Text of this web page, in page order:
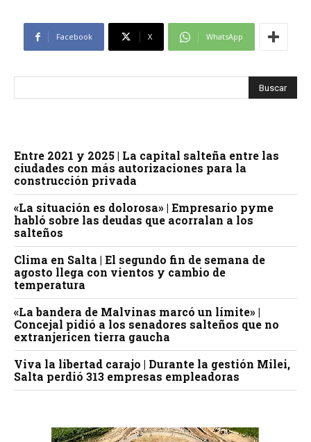
Facebook X WhatsApp
Entre 2021 y 2025 | La capital salteña entre las
ciudades con más autorizaciones para la
construcción privada
«La situación es dolorosa» | Empresario pyme
habló sobre las deudas que acorralan a los
salteños
Clima en Salta | El segundo fin de semana de
agosto llega con vientos y cambio de
temperatura
«La bandera de Malvinas marcó un límite» |
Concejal pidió a los senadores salteños que no
extranjericen tierra gaucha
Viva la libertad carajo | Durante la gestión Milei,
Salta perdió 313 empresas empleadoras